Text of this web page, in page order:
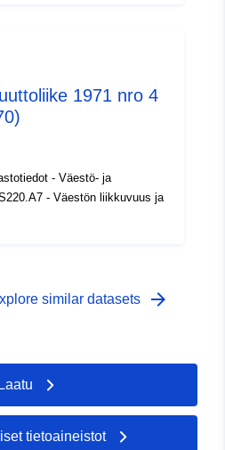
- 31 December 1973
1971 nro 4
- Väestö- ja
- Väestön liikkuvuus ja
similar datasets arrow_forward
Laatu
tietoaineistot